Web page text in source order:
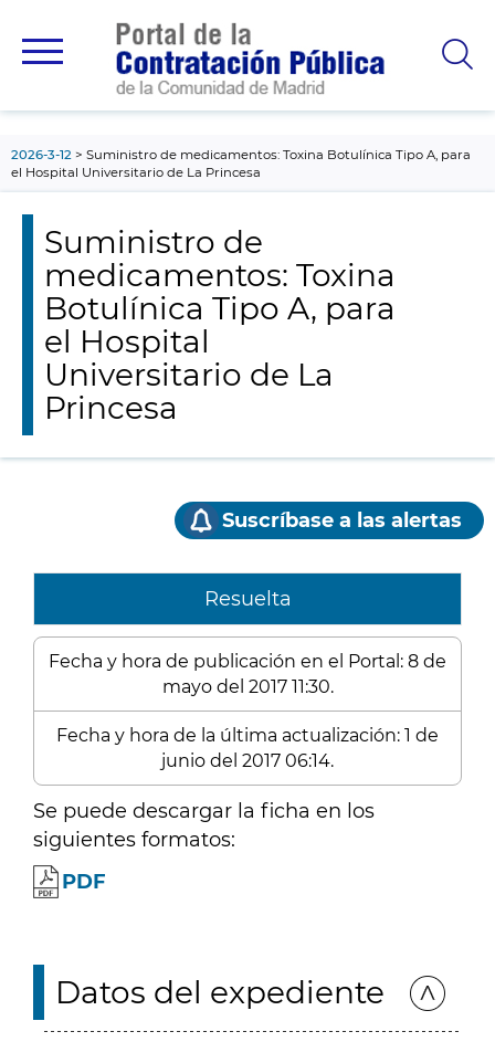
principal
2026-3-12
Suministro de medicamentos: Toxina Botulínica Tipo A, para
el Hospital Universitario de La Princesa
Suministro de
medicamentos: Toxina
Botulínica Tipo A, para
el Hospital
Universitario de La
Princesa
Suscríbase a las alertas
Resuelta
Fecha y hora de publicación en el Portal: 8 de
mayo del 2017 11:30.
Fecha y hora de la última actualización: 1 de
junio del 2017 06:14.
Se puede descargar la ficha en los
siguientes formatos:
PDF
Datos del expediente